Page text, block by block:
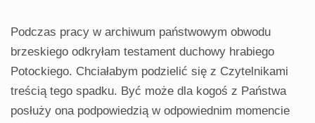
Podczas pracy w archiwum państwowym obwodu
brzeskiego odkryłam testament duchowy hrabiego
Potockiego. Chciałabym podzielić się z Czytelnikami
treścią tego spadku. Być może dla kogoś z Państwa
posłuży ona podpowiedzią w odpowiednim momencie